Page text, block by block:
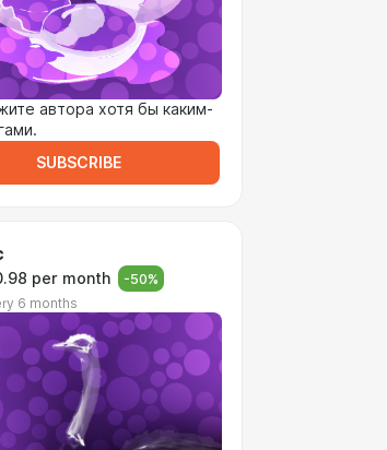
автора хотя бы каким-
SUBSCRIBE
per month -50%
6 months